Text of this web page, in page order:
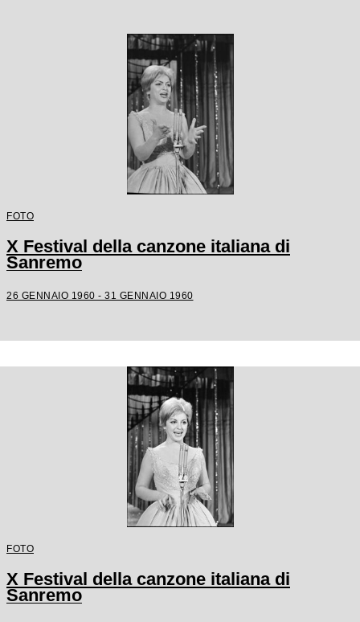
FOTO
X Festival della canzone italiana di
Sanremo
26 GENNAIO 1960 - 31 GENNAIO 1960
FOTO
X Festival della canzone italiana di
Sanremo